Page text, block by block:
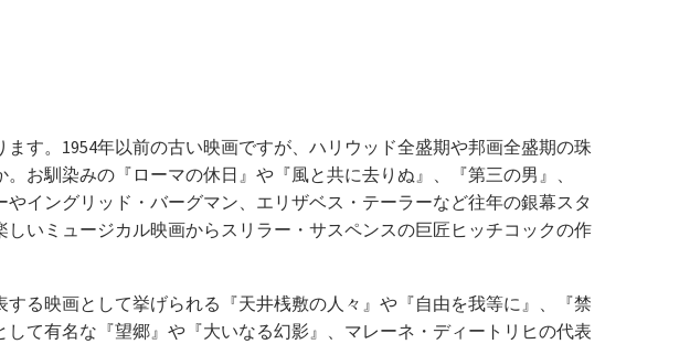
す。1954年以前の古い映画ですが、ハリウッド全盛期や邦画全盛期の珠
お馴染みの『ローマの休日』や『風と共に去りぬ』、『第三の男』、
イングリッド・バーグマン、エリザベス・テーラーなど往年の銀幕スタ
いミュージカル映画からスリラー・サスペンスの巨匠ヒッチコックの作
る映画として挙げられる『天井桟敷の人々』や『自由を我等に』、『禁
て有名な『望郷』や『大いなる幻影』、マレーネ・ディートリヒの代表